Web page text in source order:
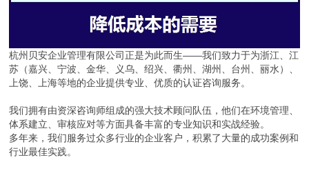
杭州贝安企业管理有限公司正是为此而生——我们致力于为浙江、江
苏（嘉兴、宁波、金华、义乌、绍兴、衢州、湖州、台州、丽水）、
上饶、上海等地的企业提供专业、优质的认证咨询服务。
我们拥有由资深咨询师组成的强大技术顾问队伍，他们在环境管理、
体系建立、审核应对等方面具备丰富的专业知识和实战经验。
多年来，我们服务过众多行业的企业客户，积累了大量的成功案例和
行业最佳实践。